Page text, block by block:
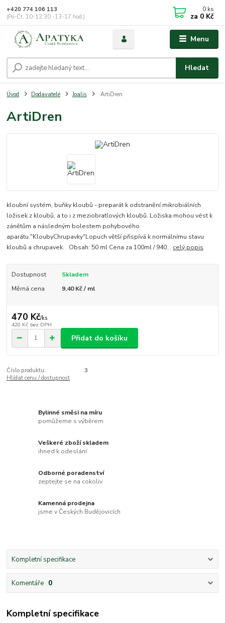
Menu
Hledat
+420 774 106 113
(Po-Čt, 10-12:30 -13-17 hod.)
0 ks
za 0 Kč
Úvod Dodavatelé Joalis ArtiDren
ArtiDren
kloubní systém, buňky kloubů - preparát k odstranění mikrobiálních
ložisek z kloubů, a to i z meziobratlových kloubů. Ložiska mohou vést k
zánětům a následným bolestem pohybového
aparátu."KloubyChrupavky"Lopuch větší přispívá k normálnímu stavu
kloubů a chrupavek. Obsah: 50 ml Cena za 100ml / 940... celý popis
Dostupnost
Skladem
Měrná cena
9,40 Kč / ml
470 Kč/ks
420 Kč bez DPH
Přidat do košíku
Číslo produktu:
3
Hlídat cenu / dostupnost
Bylinné směsi na míru
pomůžeme s výběrem
Veškeré zboží skladem
ihned k odeslání
Odborné poradenství
zeptejte se na cokoliv
Kamenná prodejna
jsme v Českých Budějovicích
Kompletní specifikace
Komentáře 0
Kompletní specifikace